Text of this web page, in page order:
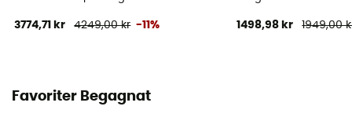
3774,71 kr 4249,00 kr -11% 1498,98 kr 1949,00
Favoriter Begagnat